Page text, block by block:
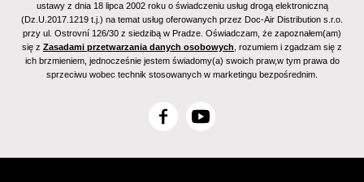
ustawy z dnia 18 lipca 2002 roku o świadczeniu usług drogą elektroniczną
(Dz.U.2017.1219 t.j.) na temat usług oferowanych przez Doc-Air Distribution s.r.o.
przy ul. Ostrovní 126/30 z siedzibą w Pradze. Oświadczam, że zapoznałem(am)
się z Zasadami przetwarzania danych osobowych , rozumiem i zgadzam się z
ich brzmieniem, jednocześnie jestem świadomy(a) swoich praw,w tym prawa do
sprzeciwu wobec technik stosowanych w marketingu bezpośrednim.
F
c
Y
u